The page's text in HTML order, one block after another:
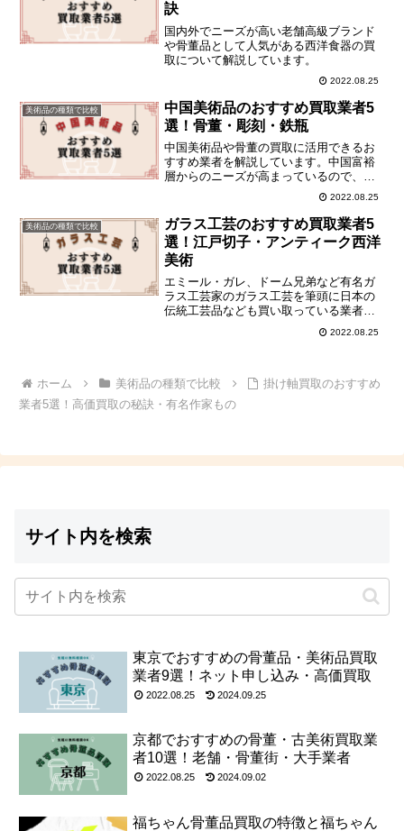
訣
国内外でニーズが高い老舗高級ブランド
や骨董品として人気がある西洋食器の買
取について解説しています。
2022.08.25
美術品の種類で比較
中国美術品のおすすめ買取業者5
選！骨董・彫刻・鉄瓶
中国美術品や骨董の買取に活用できるお
すすめ業者を解説しています。中国富裕
層からのニーズが高まっているので、初
めてアンティークを売る人もこのタイミ
2022.08.25
美術品の種類で比較
ガラス工芸のおすすめ買取業者5
選！江戸切子・アンティーク西洋
美術
エミール・ガレ、ドーム兄弟など有名ガ
ラス工芸家のガラス工芸を筆頭に日本の
伝統工芸品なども買い取っている業者を
2022.08.25
ホーム 美術品の種類で比較
掛け軸買取のおすすめ
業者5選！高価買取の秘訣・有名作家もの
サイト内を検索
東京でおすすめの骨董品・美術品買取
業者9選！ネット申し込み・高価買取
2022.08.25 2024.09.25
京都でおすすめの骨董・古美術買取業
者10選！老舗・骨董街・大手業者
2022.08.25 2024.09.02
福ちゃん骨董品買取の特徴と福ちゃん